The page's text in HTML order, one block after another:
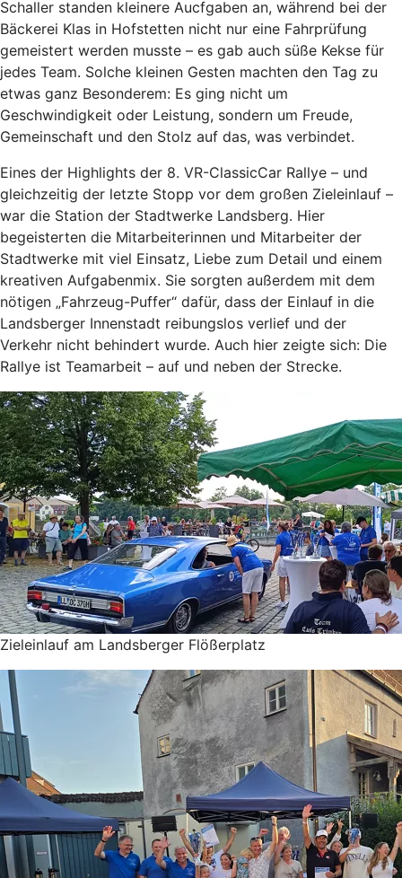
Schaller standen kleinere Aucfgaben an, während bei der
Bäckerei Klas in Hofstetten nicht nur eine Fahrprüfung
gemeistert werden musste – es gab auch süße Kekse für
jedes Team. Solche kleinen Gesten machten den Tag zu
etwas ganz Besonderem: Es ging nicht um
Geschwindigkeit oder Leistung, sondern um Freude,
Gemeinschaft und den Stolz auf das, was verbindet.
Eines der Highlights der 8. VR-ClassicCar Rallye – und
gleichzeitig der letzte Stopp vor dem großen Zieleinlauf –
war die Station der Stadtwerke Landsberg. Hier
begeisterten die Mitarbeiterinnen und Mitarbeiter der
Stadtwerke mit viel Einsatz, Liebe zum Detail und einem
kreativen Aufgabenmix. Sie sorgten außerdem mit dem
nötigen „Fahrzeug-Puffer“ dafür, dass der Einlauf in die
Landsberger Innenstadt reibungslos verlief und der
Verkehr nicht behindert wurde. Auch hier zeigte sich: Die
Rallye ist Teamarbeit – auf und neben der Strecke.
Zieleinlauf am Landsberger Flößerplatz